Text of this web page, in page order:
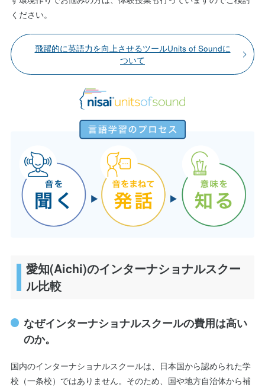
ください。
飛躍的に英語力を向上させるツールUnits of Soundに
ついて
愛知(Aichi)のインターナショナルスクー
ル比較
なぜインターナショナルスクールの費用は高い
のか。
国内のインターナショナルスクールは、日本国から認められた学
校（一条校）ではありません。そのため、国や地方自治体から補